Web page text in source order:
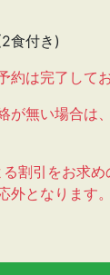
食付き)
約は完了し
が無い場合は
割引をお求め
となります。